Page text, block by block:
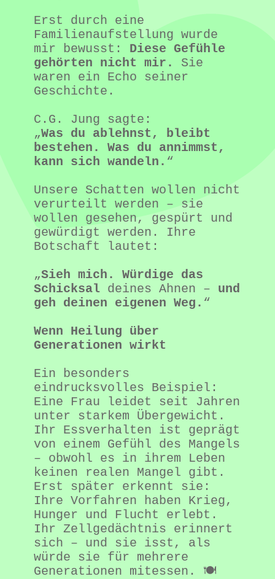
Erst durch eine
Familienaufstellung wurde
mir bewusst: Diese Gefühle
gehörten nicht mir.
Sie
waren ein Echo seiner
Geschichte.
C.G. Jung sagte:
„Was du ablehnst, bleibt
bestehen. Was du annimmst,
kann sich wandeln. “
Unsere Schatten wollen nicht
verurteilt werden – sie
wollen gesehen, gespürt und
gewürdigt werden. Ihre
Botschaft lautet:
„Sieh mich. Würdige das
Schicksal deines Ahnen – und
geh deinen eigenen Weg. “
Wenn Heilung über
Generationen wirkt
Ein besonders
eindrucksvolles Beispiel:
Eine Frau leidet seit Jahren
unter starkem Übergewicht.
Ihr Essverhalten ist geprägt
von einem Gefühl des Mangels
– obwohl es in ihrem Leben
keinen realen Mangel gibt.
Erst später erkennt sie:
Ihre Vorfahren haben Krieg,
Hunger und Flucht erlebt.
Ihr Zellgedächtnis erinnert
sich – und sie isst, als
würde sie für mehrere
Generationen mitessen. 🍽️